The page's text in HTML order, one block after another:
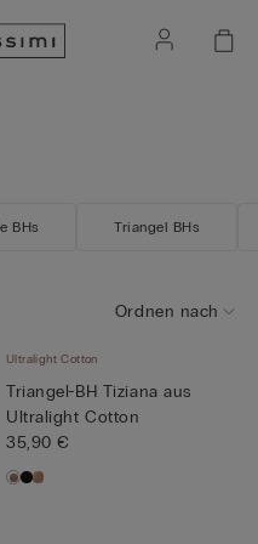
BHs Triangel BHs
Ordnen nach
Ultralight Cotton
Triangel-BH Tiziana aus
Ultralight Cotton
35,90 €